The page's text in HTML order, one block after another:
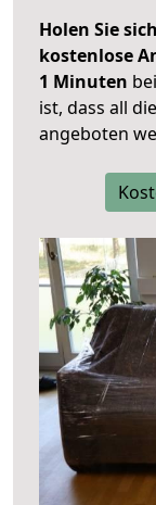
Holen Sie
kostenlose
1 Minuten
ist, dass all
angeboten